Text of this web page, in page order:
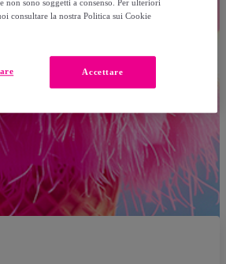
non sono soggetti a consenso. Per ulteriori
consultare la nostra Politica sui Cookie
Accettare